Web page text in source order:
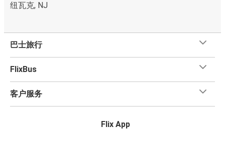
纽瓦克, NJ
巴士旅行
FlixBus
客户服务
Flix App